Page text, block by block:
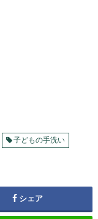
子どもの手洗い
シェア